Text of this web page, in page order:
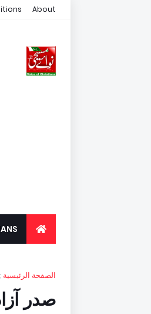
About
الصفحة الرئيسية
صدر